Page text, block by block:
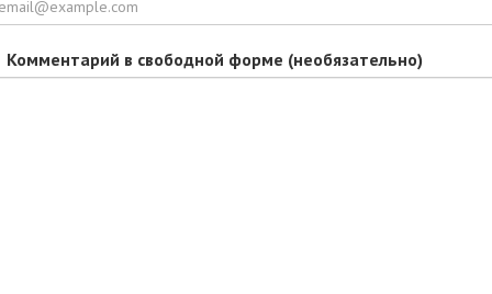
Комментарий в свободной форме (необязательно)